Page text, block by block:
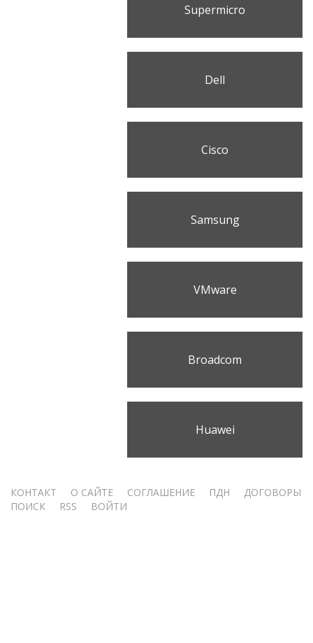
Supermicro
Dell
Cisco
Samsung
VMware
Broadcom
Huawei
Меню
КОНТАКТ О САЙТЕ СОГЛАШЕНИЕ ПДН
ДОГОВОРЫ
ПОИСК
RSS ВОЙТИ